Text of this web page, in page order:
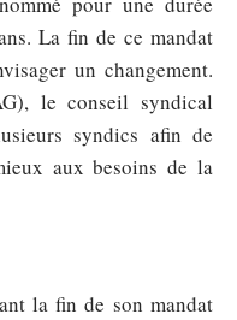
La fin de ce mandat
un changement.
le conseil syndical
syndics afin de
aux besoins de la
la fin de son mandat